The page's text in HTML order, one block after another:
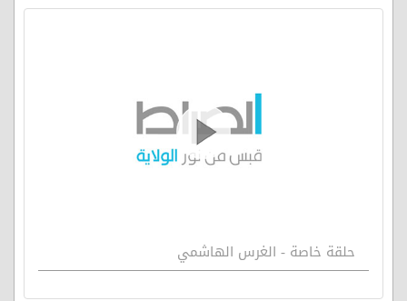
حلقة خاصة - الغرس الهاشمي